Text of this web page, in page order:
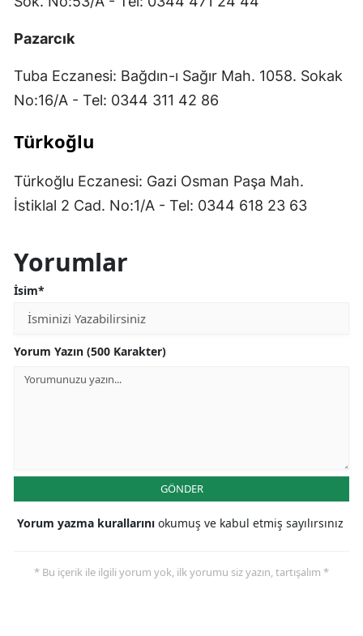
Pazarcık
Tuba Eczanesi: Bağdın-ı Sağır Mah. 1058. Sokak
No:16/A - Tel: 0344 311 42 86
Türkoğlu
Türkoğlu Eczanesi: Gazi Osman Paşa Mah.
İstiklal 2 Cad. No:1/A - Tel: 0344 618 23 63
Yorumlar
İsim*
Yorum Yazın (500 Karakter)
GÖNDER
Yorum yazma kurallarını okumuş ve kabul etmiş sayılırsınız
* Bu içerik ile ilgili yorum yok, ilk yorumu siz yazın, tartışalım *